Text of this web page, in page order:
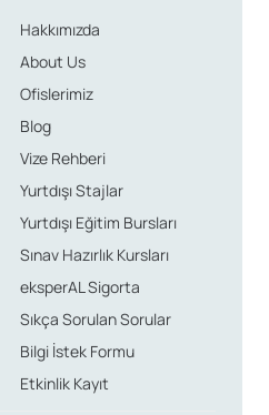
Hakkımızda
About Us
Ofislerimiz
Blog
Vize Rehberi
Yurtdışı Stajlar
Yurtdışı Eğitim Bursları
Sınav Hazırlık Kursları
eksperAL Sigorta
Sıkça Sorulan Sorular
Bilgi İstek Formu
Etkinlik Kayıt